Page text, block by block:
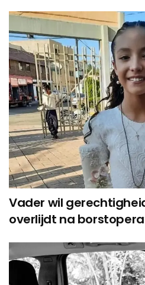
Vader wil
overlijdt na